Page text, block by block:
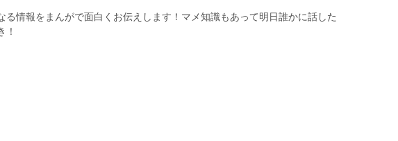
る情報をまんがで面白くお伝えします！マメ知識もあって明日誰かに話した
！